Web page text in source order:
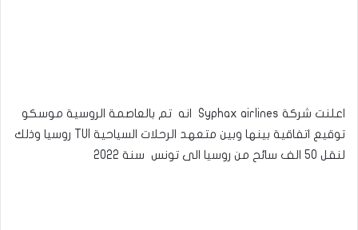
اعلنت شركة Syphax airlines انه تم بالعاصمة الروسية موسكو
توقيع اتفاقية بينها وبين متعهد الرحلات السياحية TUI روسيا وذلك
لنقل 50 الف سائح من روسيا الى تونس سنة 2022